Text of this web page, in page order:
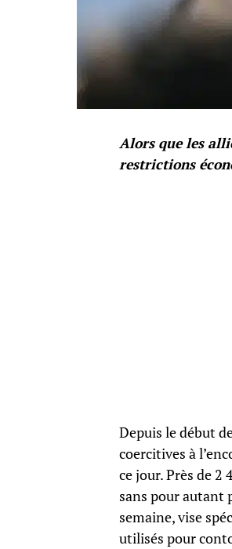
Alors que les
restrictions
Depuis le début
coercitives à
ce jour. Près de
sans pour autant
semaine, vise
utilisés pour